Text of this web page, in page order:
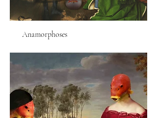
Anamorphoses